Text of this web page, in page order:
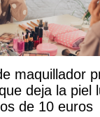
maquillador
deja la piel
de 10 euros